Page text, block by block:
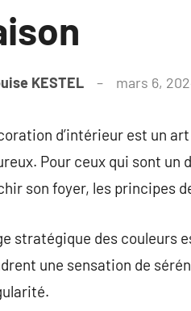
KESTEL mars 6,
d’intérieur est un
Pour ceux qui sont un
son foyer, les principes
stratégique des couleurs
une sensation de